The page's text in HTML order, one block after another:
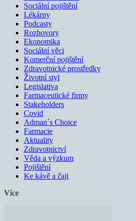
Sociální pojištění
Lékárny
Podcasty
Rozhovory
Ekonomika
Sociální věci
Komerční pojištění
Zdravotnické prostředky
Životní styl
Legislativa
Farmaceutické firmy
Stakeholders
Covid
Adman´s Choice
Farmacie
Aktuality
Zdravotnictví
Věda a výzkum
Pojištění
Ke kávě a čaji
Více